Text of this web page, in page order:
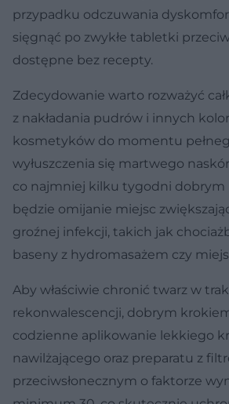
przypadku odczuwania
sięgnąć po zwykłe tabletki
dostępne bez recepty.
Zdecydowanie warto rozważyć
z nakładania pudrów i innych
kosmetyków do momentu
wyłuszczenia się martwego
co najmniej kilku tygodni dobrym
będzie omijanie miejsc
groźnej infekcji, takich jak
baseny z hydromasażem czy
Aby właściwie chronić twarz w
rekonwalescencji, dobrym
codzienne aplikowanie lekkiego
nawilżającego oraz preparatu z
przeciwsłonecznym o faktorze